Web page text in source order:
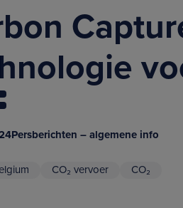
Persberichten – algemene info
CO₂ vervoer CO₂